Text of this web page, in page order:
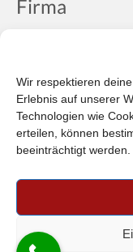
Wir respektieren
Erlebnis auf unserer
Technologien wie
erteilen, können
beeinträchtigt werden.
Firma
Über uns
Plattform der EU-
Unsere AGB (PDF)